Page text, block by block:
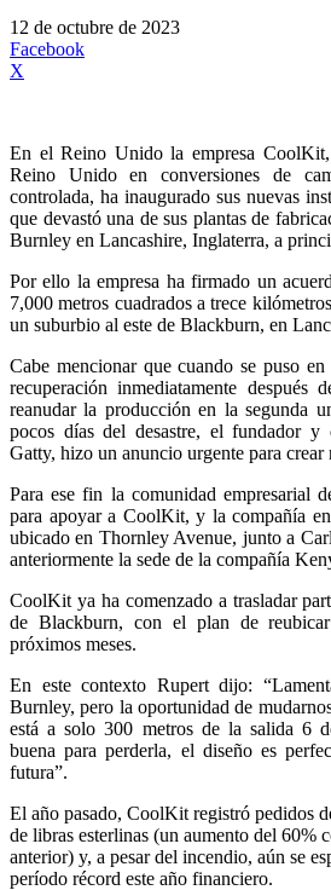
12 de octubre de 2023
Facebook
X
En el Reino Unido la empresa
Reino Unido en conversiones de
controlada, ha inaugurado sus nuevas
que devastó una de sus plantas de
Burnley en Lancashire, Inglaterra, a
Por ello la empresa ha firmado un
7,000 metros cuadrados a trece
un suburbio al este de Blackburn, en
Cabe mencionar que cuando se puso
recuperación inmediatamente después
reanudar la producción en la segunda
pocos días del desastre, el fundador y
Gatty, hizo un anuncio urgente para crear
Para ese fin la comunidad empresarial
para apoyar a CoolKit, y la compañía
ubicado en Thornley Avenue, junto a
anteriormente la sede de la compañía
CoolKit ya ha comenzado a trasladar
de Blackburn, con el plan de
próximos meses.
En este contexto Rupert dijo:
Burnley, pero la oportunidad de
está a solo 300 metros de la salida 6
buena para perderla, el diseño es
futura”.
El año pasado, CoolKit registró pedidos
de libras esterlinas (un aumento del 60%
anterior) y, a pesar del incendio, aún se
período récord este año financiero.